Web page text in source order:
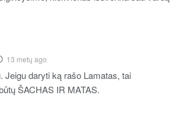
13 metų ago
Jeigu daryti ką rašo Lamatas, tai
ŠACHAS IR MATAS.